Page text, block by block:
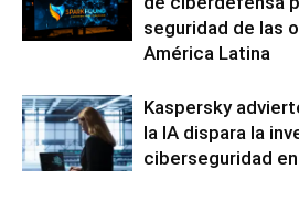
seguridad de las
América Latina
Kaspersky
la IA dispara la
ciberseguridad en